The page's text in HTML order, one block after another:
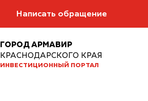
Написать обращение
ГОРОД АРМАВИР
КРАСНОДАРСКОГО КРАЯ
ИНВЕСТИЦИОННЫЙ ПОРТАЛ